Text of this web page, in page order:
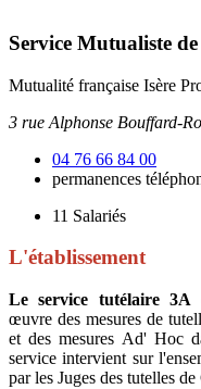
Service Mutualiste
Mutualité française Isère
3 rue Alphonse Bouffard-
04 76 66 84 00
permanences
11 Salariés
L'établissement
Le service tutélaire 3A
œuvre des mesures de
et des mesures Ad' Hoc
service intervient sur
par les Juges des tutelles